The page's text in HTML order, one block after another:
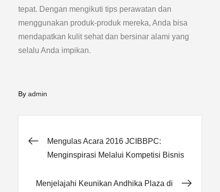
tepat. Dengan mengikuti tips perawatan dan
menggunakan produk-produk mereka, Anda bisa
mendapatkan kulit sehat dan bersinar alami yang
selalu Anda impikan.
Byadmin
Post
Mengulas Acara 2016 JCIBBPC:
Menginspirasi Melalui Kompetisi Bisnis
Menjelajahi Keunikan Andhika Plaza di